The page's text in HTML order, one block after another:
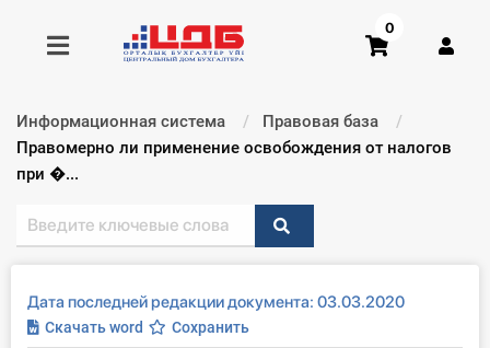
Получить консультацию
Главная ИС
Формы
0
Информационная система
Правовая база
Текущий:
Правомерно ли применение освобождения от налогов
при �...
Дата последней редакции документа: 03.03.2020
Скачать word Сохранить